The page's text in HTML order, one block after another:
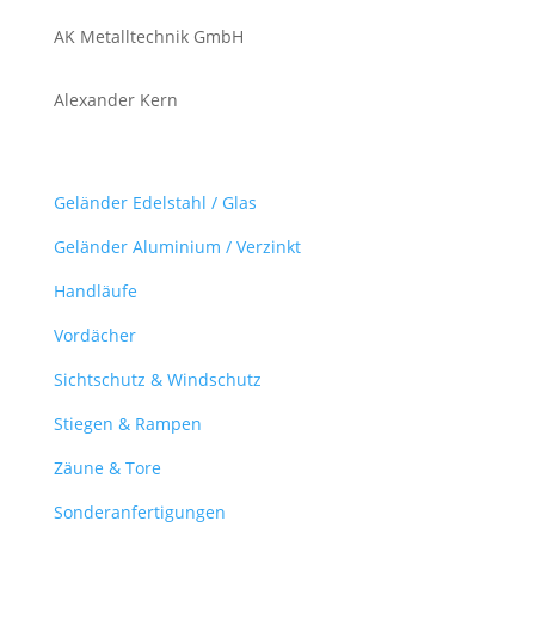
AK Metalltechnik GmbH
Alexander Kern
Geländer Edelstahl / Glas
Geländer Aluminium / Verzinkt
Handläufe
Vordächer
Sichtschutz & Windschutz
Stiegen & Rampen
Zäune & Tore
Sonderanfertigungen